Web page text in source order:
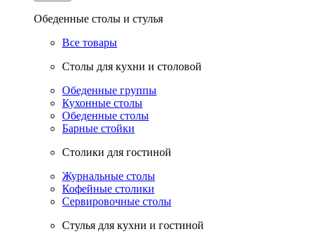
Обеденные столы и стулья
Все товары
Столы для кухни и столовой
Обеденные группы
Кухонные столы
Обеденные столы
Барные стойки
Столики для гостиной
Журнальные столы
Кофейные столики
Сервировочные столы
Стулья для кухни и гостиной